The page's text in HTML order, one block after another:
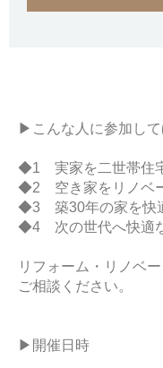
▶こんな人に参加して
◆1 実家を二世帯住
◆2 空き家をリノベ
◆3 築30年の家を快
◆4 次の世代へ快適
リフォーム・リノベ
ご相談ください。
▶開催日時